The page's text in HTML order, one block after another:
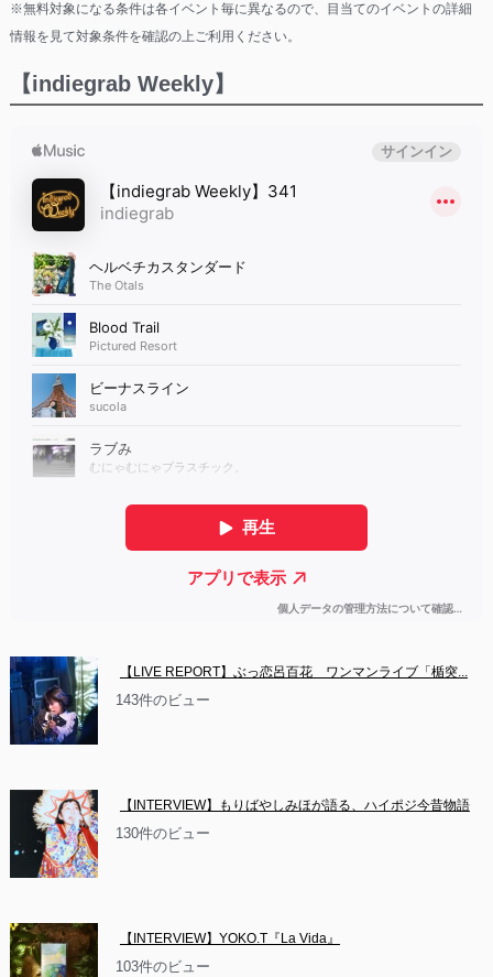
※無料対象になる条件は各イベント毎に異なるので、目当てのイベントの詳細
情報を見て対象条件を確認の上ご利用ください。
【indiegrab Weekly】
【LIVE REPORT】ぶっ恋呂百花　ワンマンライブ「楯突...
143件のビュー
【INTERVIEW】もりばやしみほが語る、ハイポジ今昔物語
130件のビュー
【INTERVIEW】YOKO.T『La Vida』
103件のビュー